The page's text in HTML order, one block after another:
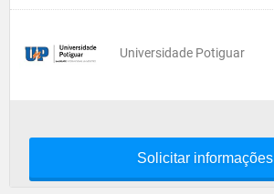
Universidade Potiguar
Solicitar informações